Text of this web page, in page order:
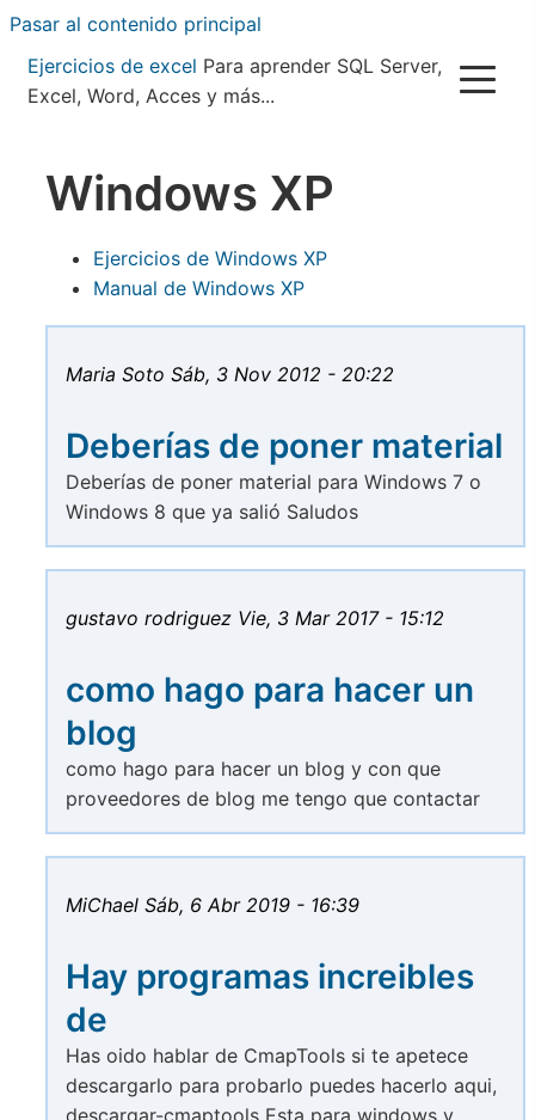
Pasar al contenido principal
Ejercicios de excel Para aprender SQL Server,
Excel, Word, Acces y más...
Windows XP
Ejercicios de Windows XP
Manual de Windows XP
Maria Soto Sáb, 3 Nov 2012 - 20:22
Deberías de poner material
Deberías de poner material para Windows 7 o
Windows 8 que ya salió Saludos
gustavo rodriguez Vie, 3 Mar 2017 - 15:12
como hago para hacer un
blog
como hago para hacer un blog y con que
proveedores de blog me tengo que contactar
MiChael Sáb, 6 Abr 2019 - 16:39
Hay programas increibles
de
Has oido hablar de CmapTools si te apetece
descargarlo para probarlo puedes hacerlo aqui,